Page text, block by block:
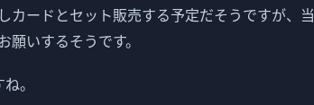
ードとセット販売する予定だそうですが、当
いするそうです。
。